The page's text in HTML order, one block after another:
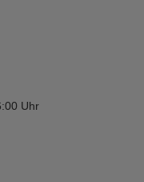
Uhr